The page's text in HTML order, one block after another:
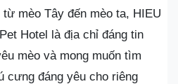
mèo Tây đến mèo ta, HIEU
Hotel là địa chỉ đáng tin
mèo và mong muốn tìm
cưng đáng yêu cho riêng